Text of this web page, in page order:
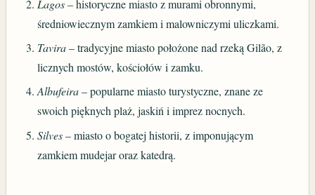
Lagos– historyczne miasto z murami obronnymi,
średniowiecznym zamkiem i malowniczymi uliczkami.
Tavira– tradycyjne miasto położone nad rzeką Gilão, z
licznych mostów, kościołów i zamku.
Albufeira– popularne miasto turystyczne, znane ze
swoich pięknych plaż, jaskiń i imprez nocnych.
Silves– miasto o bogatej historii, z imponującym
zamkiem mudejar oraz katedrą.